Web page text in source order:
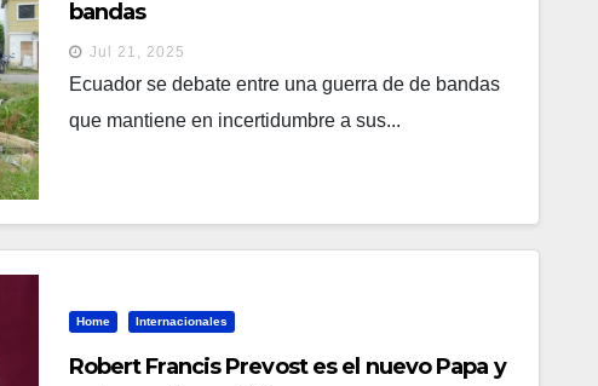
bandas
Jul 21, 2025
Ecuador se debate entre una guerra de de bandas
que mantiene en incertidumbre a sus...
Home Internacionales
Robert Francis Prevost es el nuevo Papa y